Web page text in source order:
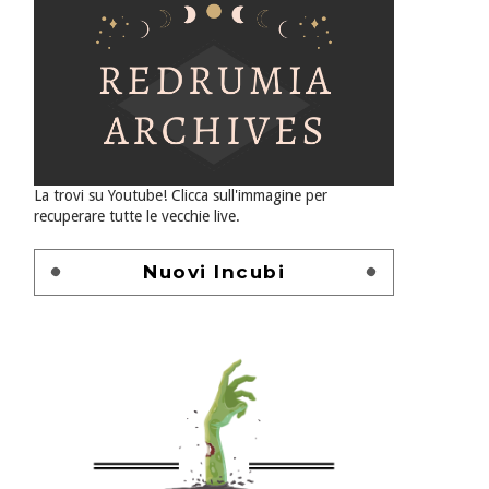
La trovi su Youtube! Clicca sull'immagine per
recuperare tutte le vecchie live.
Nuovi Incubi